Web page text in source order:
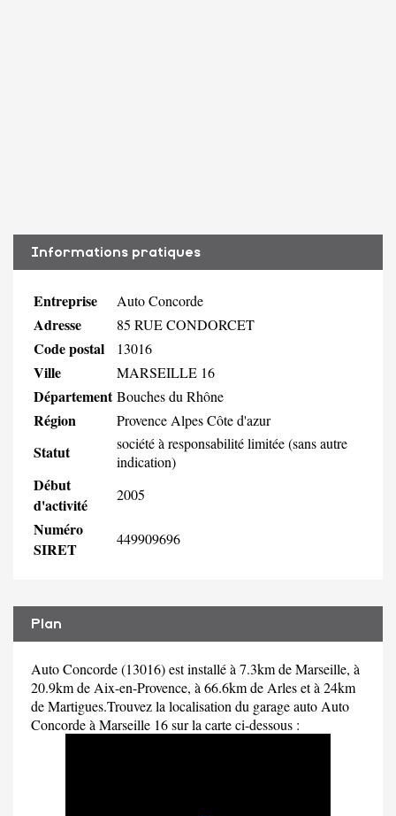
Informations pratiques
Entreprise Auto Concorde
Adresse 85 RUE CONDORCET
Code postal 13016
Ville MARSEILLE 16
Département Bouches du Rhône
Région Provence Alpes Côte d'azur
Statut
société à responsabilité limitée (sans autre
indication)
Début
d'activité
2005
Numéro
SIRET
449909696
Plan
Auto Concorde (13016) est installé à 7.3km de Marseille, à
20.9km de Aix-en-Provence, à 66.6km de Arles et à 24km
de Martigues.Trouvez la localisation du garage auto Auto
Concorde à Marseille 16 sur la carte ci-dessous :